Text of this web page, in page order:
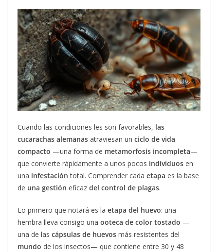
Cuando las condiciones les son favorables, las
cucarachas alemanas atraviesan un ciclo de vida
compacto —una forma de metamorfosis incompleta—
que convierte rápidamente a unos pocos individuos en
una infestación total. Comprender cada etapa es la base
de una gestión eficaz del control de plagas.
Lo primero que notará es la etapa del huevo: una
hembra lleva consigo una ooteca de color tostado —
una de las cápsulas de huevos más resistentes del
mundo de los insectos— que contiene entre 30 y 48